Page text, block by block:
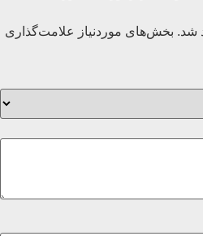
شد. بخش‌های موردنیاز علامت‌گذاری